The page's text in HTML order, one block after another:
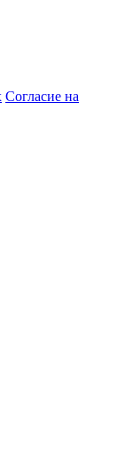
Согласие на